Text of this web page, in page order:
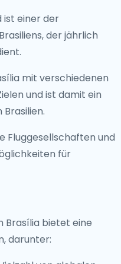
ist einer der
der jährlich
mit verschiedenen
und ist damit ein
Fluggesellschaften und
für
Brasília bietet eine
darunter: